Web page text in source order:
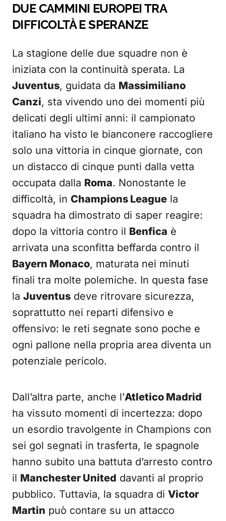
DUE CAMMINI EUROPEI TRA
DIFFICOLTÀ E SPERANZE
La stagione delle due squadre non è
iniziata con la continuità sperata. La
Juventus, guidata da Massimiliano
Canzi, sta vivendo uno dei momenti più
delicati degli ultimi anni: il campionato
italiano ha visto le bianconere raccogliere
solo una vittoria in cinque giornate, con
un distacco di cinque punti dalla vetta
occupata dalla Roma. Nonostante le
difficoltà, in Champions League la
squadra ha dimostrato di saper reagire:
dopo la vittoria contro il Benfica è
arrivata una sconfitta beffarda contro il
Bayern Monaco, maturata nei minuti
finali tra molte polemiche. In questa fase
la Juventus deve ritrovare sicurezza,
soprattutto nei reparti difensivo e
offensivo: le reti segnate sono poche e
ogni pallone nella propria area diventa un
potenziale pericolo.
Dall’altra parte, anche l’Atletico Madrid
ha vissuto momenti di incertezza: dopo
un esordio travolgente in Champions con
sei gol segnati in trasferta, le spagnole
hanno subito una battuta d’arresto contro
il Manchester United davanti al proprio
pubblico. Tuttavia, la squadra di Victor
Martin può contare su un attacco